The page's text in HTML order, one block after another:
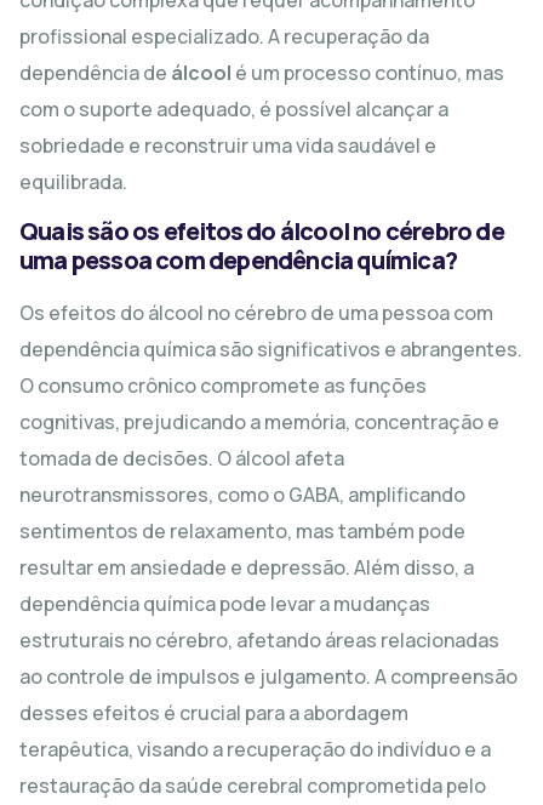
profissional especializado. A recuperação da
dependência de álcool é um processo contínuo, mas
com o suporte adequado, é possível alcançar a
sobriedade e reconstruir uma vida saudável e
equilibrada.
Quais são os efeitos do álcool no cérebro de
uma pessoa com dependência química?
Os efeitos do álcool no cérebro de uma pessoa com
dependência química são significativos e abrangentes.
O consumo crônico compromete as funções
cognitivas, prejudicando a memória, concentração e
tomada de decisões. O álcool afeta
neurotransmissores, como o GABA, amplificando
sentimentos de relaxamento, mas também pode
resultar em ansiedade e depressão. Além disso, a
dependência química pode levar a mudanças
estruturais no cérebro, afetando áreas relacionadas
ao controle de impulsos e julgamento. A compreensão
desses efeitos é crucial para a abordagem
terapêutica, visando a recuperação do indivíduo e a
restauração da saúde cerebral comprometida pelo